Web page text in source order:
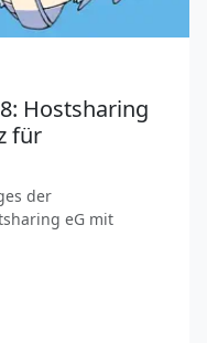
Hostsharing
für
der
eG mit